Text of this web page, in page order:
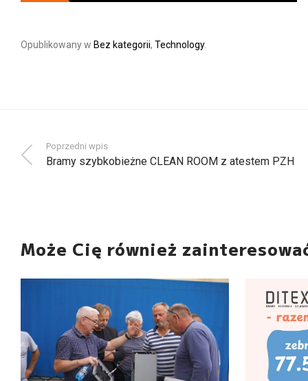
Opublikowany w Bez kategorii, Technology.
Poprzedni wpis
Bramy szybkobieżne CLEAN ROOM z atestem PZH
Może Cię również